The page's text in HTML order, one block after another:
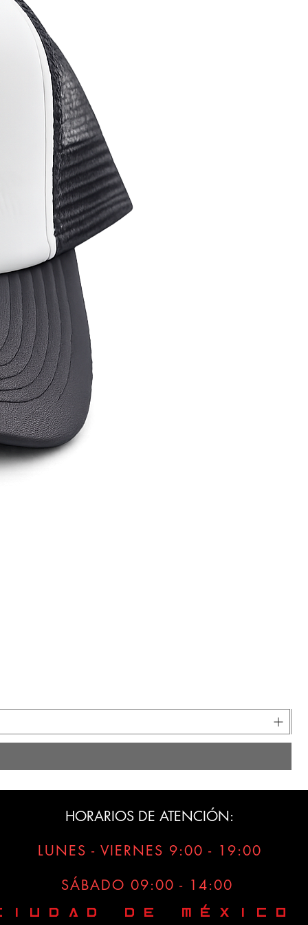
HORARIOS DE ATENCIÓN:
LUNES - VIERNES 9:00 - 19:00
SÁBADO 09:00 - 14:00
de MÉXICO